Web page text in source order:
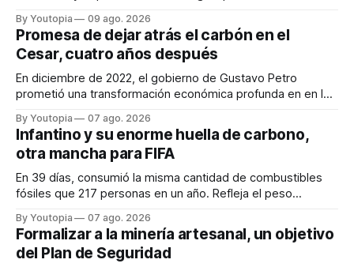
By Youtopia 09 ago. 2026
Promesa de dejar atrás el carbón en el
Cesar, cuatro años después
En diciembre de 2022, el gobierno de Gustavo Petro
prometió una transformación económica profunda en en la
By Youtopia 07 ago. 2026
Infantino y su enorme huella de carbono,
otra mancha para FIFA
En 39 días, consumió la misma cantidad de combustibles
fósiles que 217 personas en un año. Refleja el peso
By Youtopia 07 ago. 2026
Formalizar a la minería artesanal, un objetivo
del Plan de Seguridad